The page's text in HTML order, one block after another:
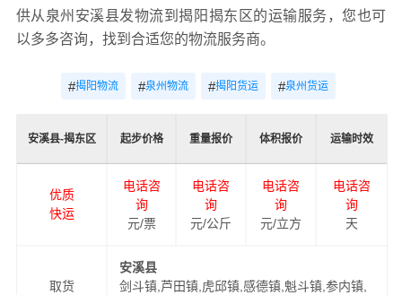
供从泉州安溪县发物流到揭阳揭东区的运输服务，您也可
以多多咨询，找到合适您的物流服务商。
#揭阳物流 #泉州物流 #揭阳货运 #泉州货运
安溪县-揭东区 起步价格 重量报价 体积报价 运输时效
优质
快运
电话咨
询
元/票
电话咨
询
元/公斤
电话咨
询
元/立方
电话咨
询
天
取货
安溪县
剑斗镇,芦田镇,虎邱镇,感德镇,魁斗镇,参内镇,